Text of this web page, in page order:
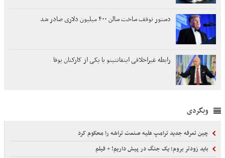
دستور توقف ساخت سالن ۴۰۰ میلیون دلاری صادر شد
رابطه غیراخلاقی اینفانتینو با یکی از کارکنان یوفا
وبگردی
چین تعرفه جدید ترامپ علیه صنعت تراشه را محکوم کرد
باید زودتر بروم؛ یک جنگ در پیش داریم! + فیلم